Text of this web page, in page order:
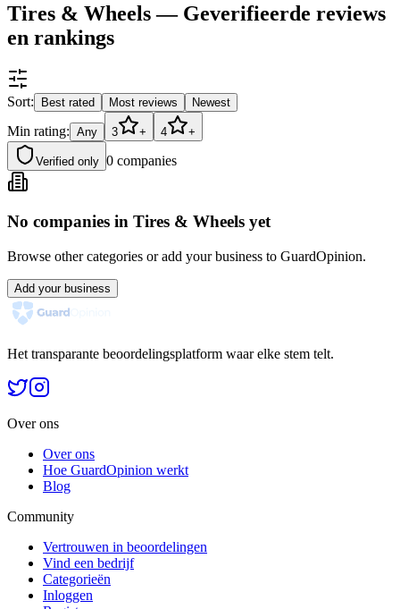
Tires & Wheels — Geverifieerde reviews
en rankings
Sort: Best rated Most reviews Newest
Min rating: Any 3 + 4 +
Verified only 0 companies
No companies in Tires & Wheels yet
Browse other categories or add your business to GuardOpinion.
Add your business
Het transparante beoordelingsplatform waar elke stem telt.
Over ons
Over ons
Hoe GuardOpinion werkt
Blog
Community
Vertrouwen in beoordelingen
Vind een bedrijf
Categorieën
Inloggen